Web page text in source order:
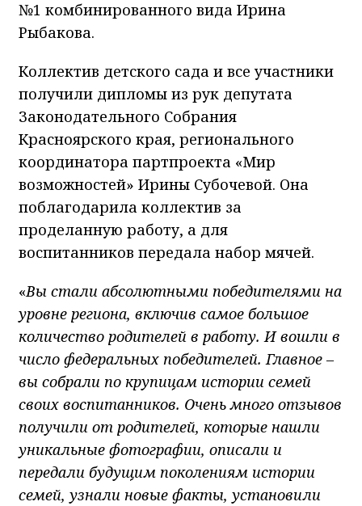
№1 комбинированного вида Ирина
Рыбакова.
Коллектив детского сада и все участники
получили дипломы из рук депутата
Законодательного Собрания
Красноярского края, регионального
координатора партпроекта «Мир
возможностей» Ирины Субочевой. Она
поблагодарила коллектив за
проделанную работу, а для
воспитанников передала набор мячей.
«Вы стали абсолютными победителями на
уровне региона, включив самое большое
количество родителей в работу. И вошли в
число федеральных победителей. Главное –
вы собрали по крупицам истории семей
своих воспитанников. Очень много отзывов
получили от родителей, которые нашли
уникальные фотографии, описали и
передали будущим поколениям истории
семей, узнали новые факты, установили